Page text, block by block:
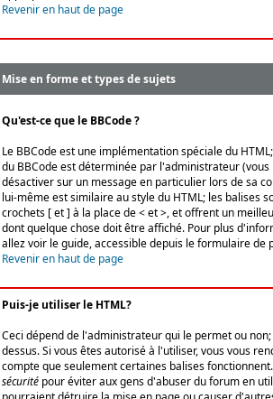
Revenir en haut de page
Mise en forme et types de sujets
Qu'est-ce que le BBCode ?
Le BBCode est une implémentation spéciale du
du BBCode est déterminée par l'administrateur (vous
désactiver sur un message en particulier lors de sa
lui-même est similaire au style du HTML; les balises
crochets [ et ] à la place de < et >, et offrent un
dont quelque chose doit être affiché. Pour plus
allez voir le guide, accessible depuis le formulaire de
Revenir en haut de page
Puis-je utiliser le HTML?
Ceci dépend de l'administrateur qui le permet ou
dessus. Si vous êtes autorisé à l'utiliser, vous vous
compte que seulement certaines balises
sécurité pour éviter aux gens d'abuser du forum en